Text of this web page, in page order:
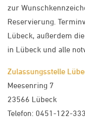
zur
Reservierung.
Lübeck, außerdem
in Lübeck und alle
Zulassungsstelle
Meesenring 7
23566 Lübeck
Telefon: 0451-122-